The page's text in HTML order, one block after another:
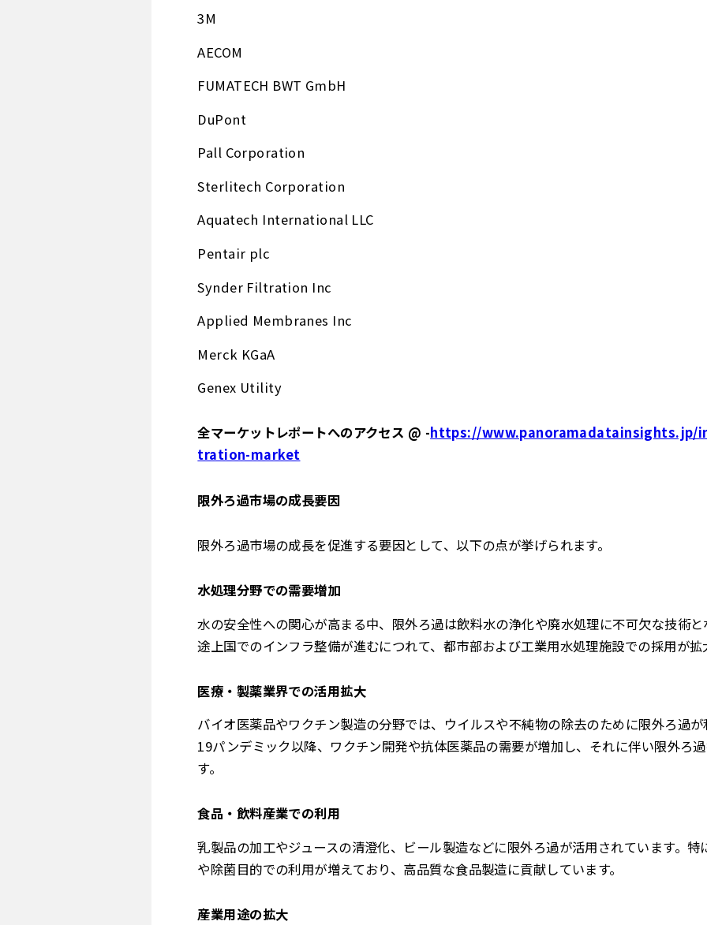
3M
AECOM
FUMATECH BWT GmbH
DuPont
Pall Corporation
Sterlitech Corporation
Aquatech International LLC
Pentair plc
Synder Filtration Inc
Applied Membranes Inc
Merck KGaA
Genex Utility
全マーケットレポートへのアクセス @ -https://
tration-market
限外ろ過市場の成長要因
限外ろ過市場の成長を促進する要因として、以下の点が挙げられます。
水処理分野での需要増加
水の安全性への関心が高まる中、限外ろ過は飲料水の浄化や廃水処理に不可欠な技術
途上国でのインフラ整備が進むにつれて、都市部および工業用水処理施設での採用が拡
医療・製薬業界での活用拡大
バイオ医薬品やワクチン製造の分野では、ウイルスや不純物の除去のために限外ろ過
19パンデミック以降、ワクチン開発や抗体医薬品の需要が増加し、それに伴い限外ろ
す。
食品・飲料産業での利用
乳製品の加工やジュースの清澄化、ビール製造などに限外ろ過が活用されています。
や除菌目的での利用が増えており、高品質な食品製造に貢献しています。
産業用途の拡大